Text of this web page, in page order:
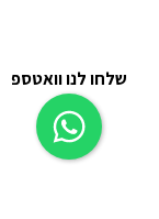
שלחו לנו וואטספ